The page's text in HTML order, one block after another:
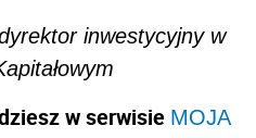
inwestycyjny w
w serwisie MOJA